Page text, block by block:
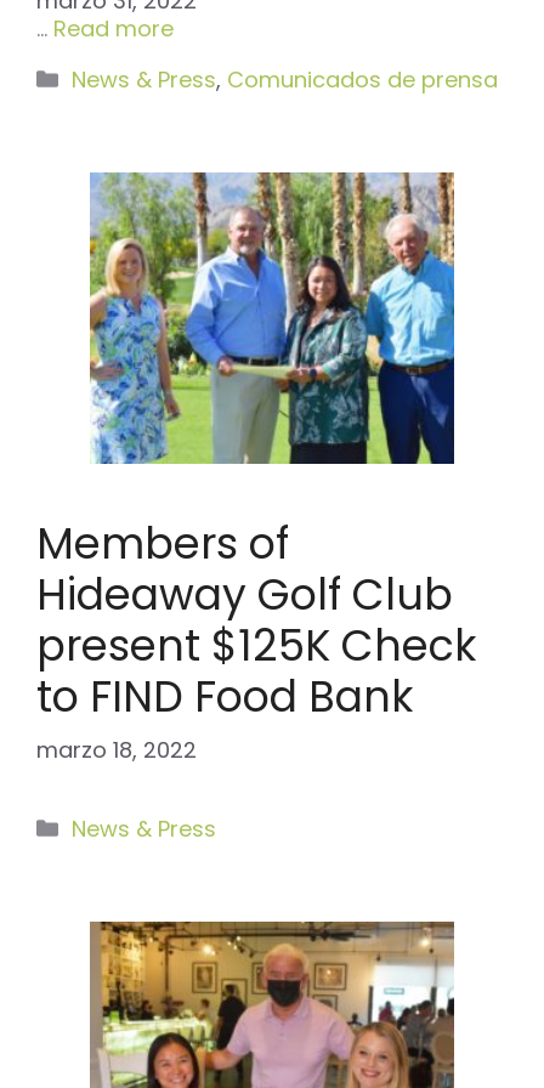
Categorías
News & Press, Comunicados de prensa
Members of
Hideaway Golf Club
present $125K Check
to FIND Food Bank
marzo 18, 2022
Categorías
News & Press
… Read more